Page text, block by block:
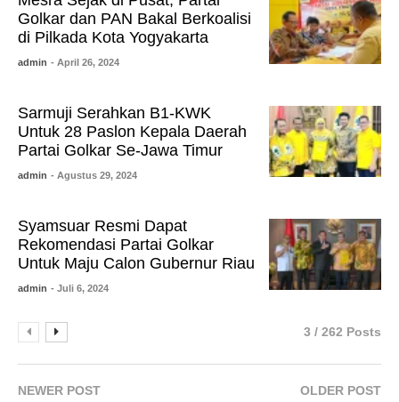
Golkar dan PAN Bakal Berkoalisi
di Pilkada Kota Yogyakarta
admin - April 26, 2024
Sarmuji Serahkan B1-KWK
Untuk 28 Paslon Kepala Daerah
Partai Golkar Se-Jawa Timur
admin - Agustus 29, 2024
Syamsuar Resmi Dapat
Rekomendasi Partai Golkar
Untuk Maju Calon Gubernur Riau
admin - Juli 6, 2024
3 / 262 Posts
NEWER POST OLDER POST